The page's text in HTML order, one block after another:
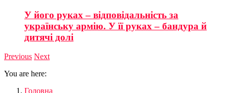
У його руках – відповідальність за
українську армію. У її руках – бандура й
дитячі долі
Previous Next
You are here:
Головна